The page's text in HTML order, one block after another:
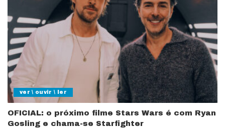
ver \ ouvir \ ler
OFICIAL: o próximo filme Stars Wars é com Ryan
Gosling e chama-se Starfighter